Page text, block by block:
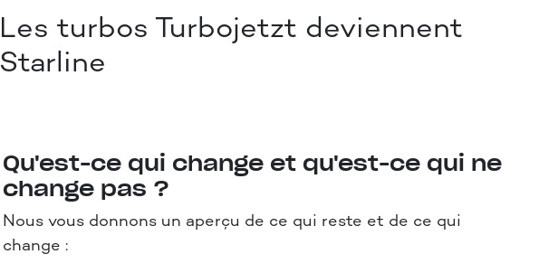
Les turbos Turbojetzt deviennent
Starline
Qu'est-ce qui change et qu'est-ce qui ne
change pas ?
Nous vous donnons un aperçu de ce qui reste et de ce qui
change :